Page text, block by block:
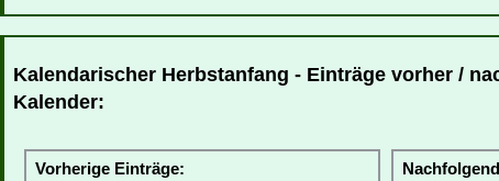
Kalendarischer Herbstanfang - Einträge vorher /
Kalender:
Vorherige Einträge: